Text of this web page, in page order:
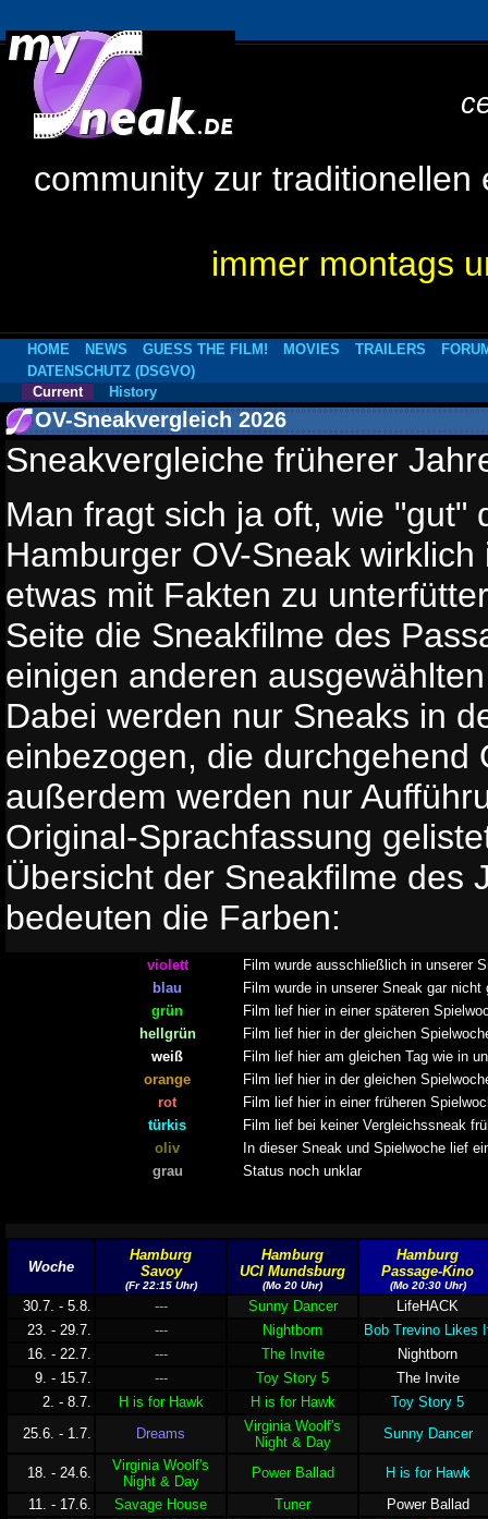
community zur
immer montags
HOME NEWS GUESS THE FILM! MOVIES TRAILERS
DATENSCHUTZ (DSGVO)
Current
History
OV-Sneakvergleich 2026
Sneakvergleiche früherer
Man fragt sich ja oft, wie "gut"
Hamburger OV-Sneak
etwas mit Fakten zu
Seite die Sneakfilme des
einigen anderen
Dabei werden nur Sneaks in
einbezogen, die durchgehend
außerdem werden nur
Original-Sprachfassung
Übersicht der Sneakfilme des
bedeuten die Farben:
violett
Film wurde ausschließlich in unserer
blau
Film wurde in unserer Sneak gar nicht
grün
Film lief hier in einer späteren
hellgrün
Film lief hier in der gleichen
weiß
Film lief hier am gleichen Tag wie in
orange
Film lief hier in der gleichen
rot
Film lief hier in einer früheren
türkis
Film lief bei keiner Vergleichssneak
oliv
In dieser Sneak und Spielwoche lief
grau
Status noch unklar
Woche
Hamburg
Savoy
(Fr 22:15 Uhr)
Hamburg
UCI Mundsburg
(Mo 20 Uhr)
Hamburg
Passage-Kino
(Mo 20:30 Uhr)
30.7. - 5.8. --- Sunny Dancer
LifeHACK
23. - 29.7.
--- Nightborn
Bob Trevino Likes
16. - 22.7.
--- The Invite
Nightborn
9. - 15.7.
--- Toy Story 5
The Invite
2. - 8.7.
H is for Hawk H is for Hawk
Toy Story 5
25.6. - 1.7.
Dreams
Virginia Woolf's
Night & Day
Sunny Dancer
18. - 24.6.
Virginia Woolf's
Night & Day
Power Ballad
H is for Hawk
11. - 17.6.
Savage House Tuner
Power Ballad